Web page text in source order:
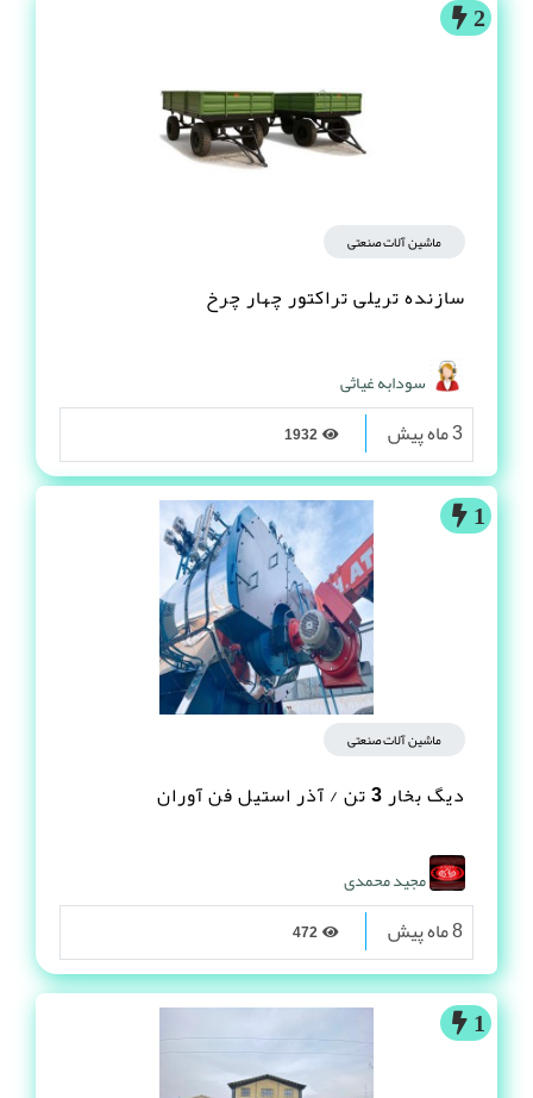
2
ماشین آلات صنعتی
سازنده تریلی تراکتور چهار چرخ
سودابه غیاثی
3 ماه پیش
1
ماشین آلات صنعتی
دیگ بخار 3 تن / آذر استیل فن آوران
مجید محمدی
8 ماه پیش
1